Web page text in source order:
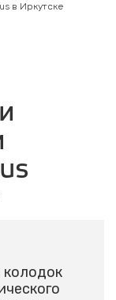
в Иркутске
колодок